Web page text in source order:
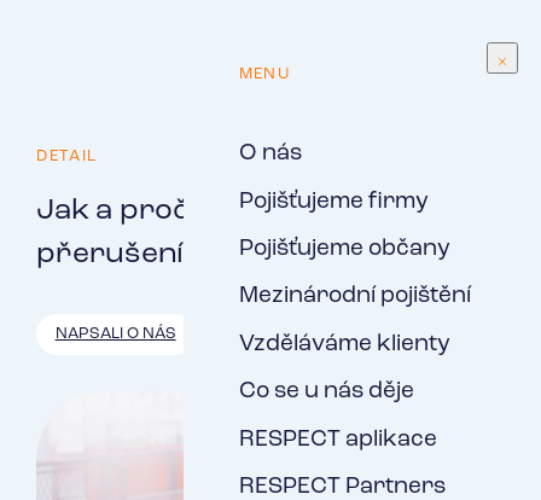
MENU
O nás
Pojišťujeme firmy
Pojišťujeme občany
Mezinárodní pojištění
Vzděláváme klienty
Co se u nás děje
RESPECT aplikace
RESPECT Partners
DETAIL
Jak a proč pojistit riziko
přerušení provozu?
NAPSALI O NÁS